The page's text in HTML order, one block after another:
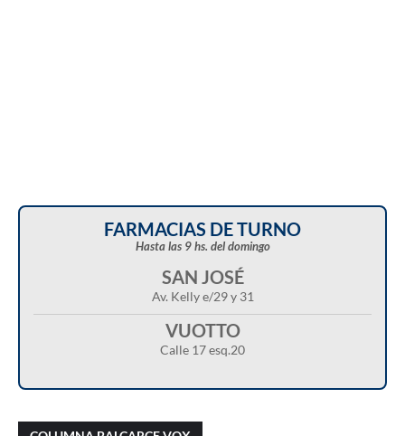
FARMACIAS DE TURNO
Hasta las 9 hs. del domingo
SAN JOSÉ
Av. Kelly e/29 y 31
VUOTTO
Calle 17 esq.20
cuestionó el proyecto de reforma de la Ley de